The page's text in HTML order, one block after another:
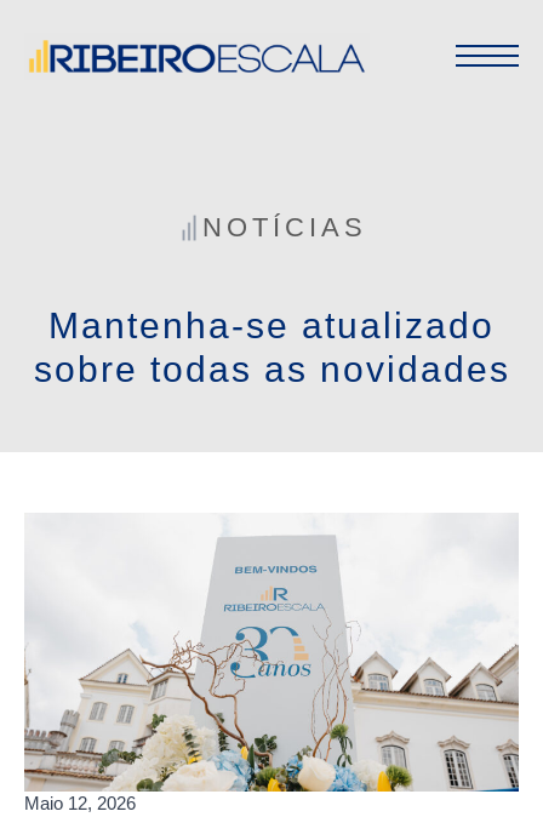
NOTÍCIAS
Mantenha-se atualizado
sobre todas as novidades
Maio 12, 2026